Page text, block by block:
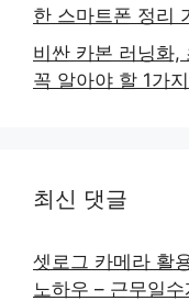
한 스마트폰 정리
비싼 카본 러닝화,
꼭 알아야 할 1가지
최신 댓글
셋로그 카메라 활
노하우 – 근무일수